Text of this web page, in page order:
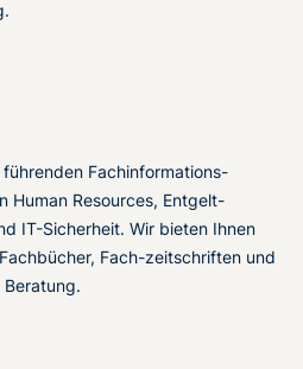
Fachinformations-
Human Resources, Entgelt-
IT-Sicherheit. Wir bieten Ihnen
Fach-zeitschriften und